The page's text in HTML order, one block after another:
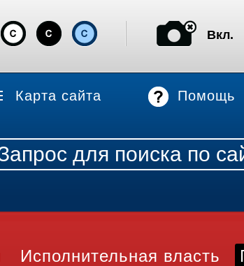
Карта сайта Помощь
Исполнительная власть
Вкл.